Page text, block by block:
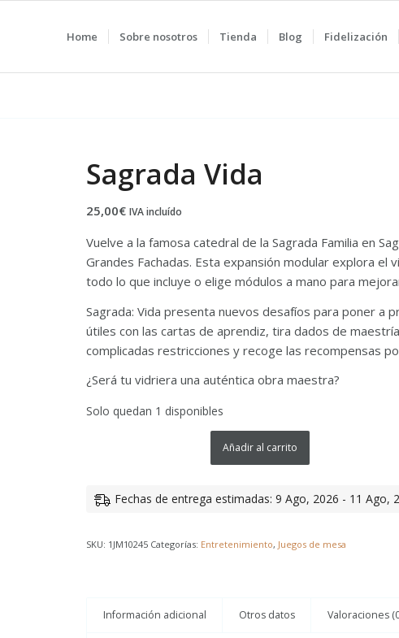
Home Sobre nosotros Tienda Blog Fidelización
Sagrada Vida
25,00€ IVA incluído
Vuelve a la famosa catedral de la Sagrada Familia en
Grandes Fachadas. Esta expansión modular explora
todo lo que incluye o elige módulos a mano para
Sagrada: Vida presenta nuevos desafíos para poner a
útiles con las cartas de aprendiz, tira dados de
complicadas restricciones y recoge las recompensas
¿Será tu vidriera una auténtica obra maestra?
Solo quedan 1 disponibles
Añadir al carrito
Fechas de entrega estimadas: 9 Ago, 2026 - 11 Ago,
SKU: 1JM10245 Categorías: Entretenimiento, Juegos de mesa
Información adicional Otros datos Valoraciones